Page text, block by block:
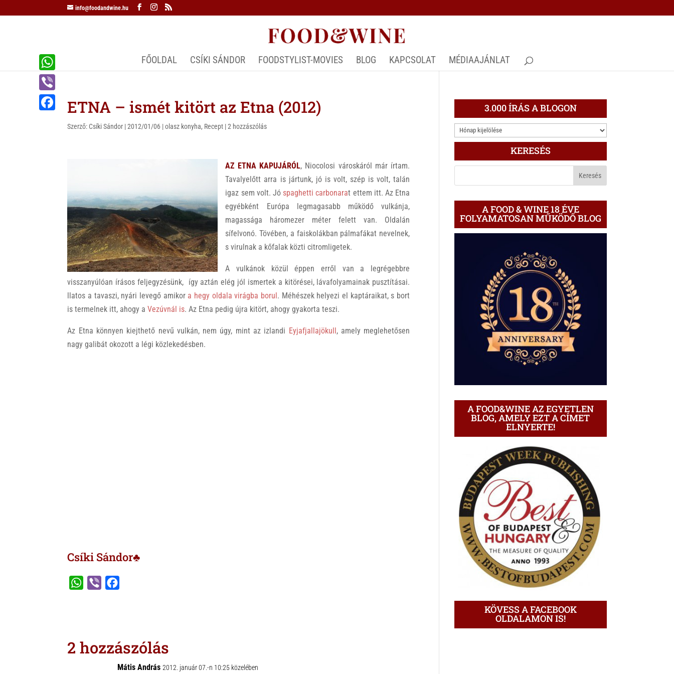
info@foodandwine.hu
FŐOLDAL CSÍKI SÁNDOR FOODSTYLIST-MOVIES BLOG KAPCSOLAT MÉDIAAJÁNLAT
ETNA – ismét kitört az Etna (2012)
Szerző: Csíki Sándor |2012/01/06 |olasz konyha, Recept |2 hozzászólás
AZ ETNA KAPUJÁRÓL, Niocolosi városkáról már írtam.
Tavalyelőtt arra is jártunk, jó is volt, szép is volt, talán
igaz sem volt. Jó spaghetti carbonarat ettem itt. Az Etna
egyébként Európa legmagasabb működő vulkánja,
magassága háromezer méter felett van. Oldalán
sífelvonó. Tövében, a faiskolákban pálmafákat nevelnek,
s virulnak a kőfalak közti citromligetek.
A vulkánok közül éppen erről van a legrégebbre
visszanyúlóan írásos feljegyzésünk, így aztán elég jól ismertek a kitörései, lávafolyamainak pusztításai.
llatos a tavaszi, nyári levegő amikor a hegy oldala virágba borul. Méhészek helyezi el kaptáraikat, s bort
is termelnek itt, ahogy aVezúvnál is. Az Etna pedig újra kitört, ahogy gyakorta teszi.
Az Etna könnyen kiejthető nevű vulkán, nem úgy, mint az izlandi Eyjafjallajökull, amely meglehetősen
nagy galibát okozott a légi közlekedésben.
Csíki Sándor♣
W
A
o
o
2 hozzászólás
Mátis András 2012. január 07.-n 10:25 közelében
W
h
a
V
3.000 ÍRÁS A BLOGON
3.000
ÍRÁS
BLOGON
KERESÉS
A FOOD & WINE 18 ÉVE
FOLYAMATOSAN MŰKÖDŐ BLOG
A FOOD&WINE AZ EGYETLEN
BLOG, AMELY EZT A CÍMET
ELNYERTE!
KÖVESS A FACEBOOK
OLDALAMON IS!